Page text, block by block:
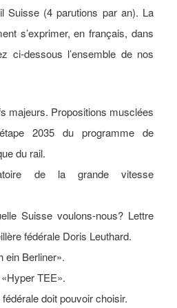
Suisse (4 parutions par an). La
s’exprimer, en français, dans
ci-dessous l’ensemble de nos
majeurs. Propositions musclées
2035 du programme de
du rail.
de la grande vitesse
Suisse voulons-nous? Lettre
fédérale Doris Leuthard.
ein Berliner».
TEE».
fédérale doit pouvoir choisir.